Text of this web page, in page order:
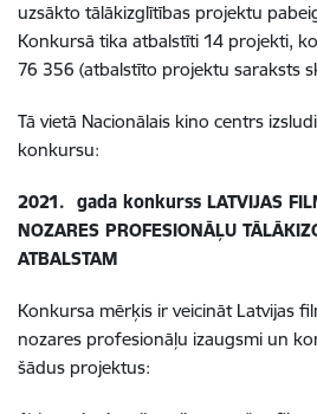
uzsākto tālākizglītības projektu
Konkursā tika atbalstīti 14 projekti,
76 356 (atbalstīto projektu saraksts
Tā vietā Nacionālais kino centrs
konkursu:
2021. gada konkurss LATVIJAS
NOZARES PROFESIONĀĻU
ATBALSTAM
Konkursa mērķis ir veicināt Latvijas
nozares profesionāļu izaugsmi un
šādus projektus: